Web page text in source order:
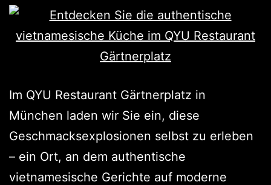
Im QYU Restaurant Gärtnerplatz in
München laden wir Sie ein, diese
Geschmacksexplosionen selbst zu erleben
– ein Ort, an dem authentische
vietnamesische Gerichte auf moderne